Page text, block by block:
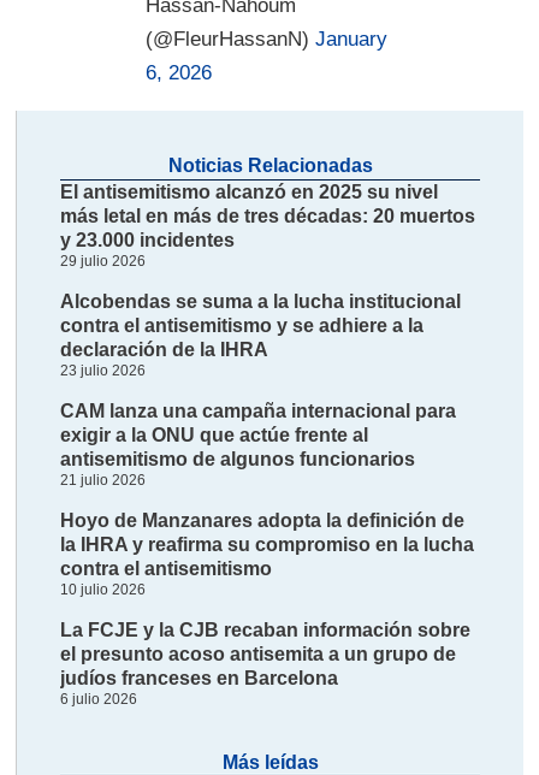
Hassan-Nahoum
(@FleurHassanN) January
6, 2026
Noticias Relacionadas
El antisemitismo alcanzó en 2025 su nivel
más letal en más de tres décadas: 20 muertos
y 23.000 incidentes
29 julio 2026
Alcobendas se suma a la lucha institucional
contra el antisemitismo y se adhiere a la
declaración de la IHRA
23 julio 2026
CAM lanza una campaña internacional para
exigir a la ONU que actúe frente al
antisemitismo de algunos funcionarios
21 julio 2026
Hoyo de Manzanares adopta la definición de
la IHRA y reafirma su compromiso en la lucha
contra el antisemitismo
10 julio 2026
La FCJE y la CJB recaban información sobre
el presunto acoso antisemita a un grupo de
judíos franceses en Barcelona
6 julio 2026
Más leídas